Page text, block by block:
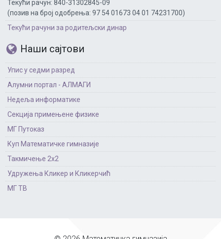
Текући рачун: 840-31302845-09
(позив на број одобрења: 97 54 01673 04 01 74231700)
Текући рачуни за родитељски динар
Наши сајтови
Упис у седми разред
Алумни портал - АЛМАГИ
Недеља информатике
Секција примењене физике
МГ Путоказ
Куп Математичке гимназије
Такмичење 2х2
Удружења Кликер и Кликерчић
МГ ТВ